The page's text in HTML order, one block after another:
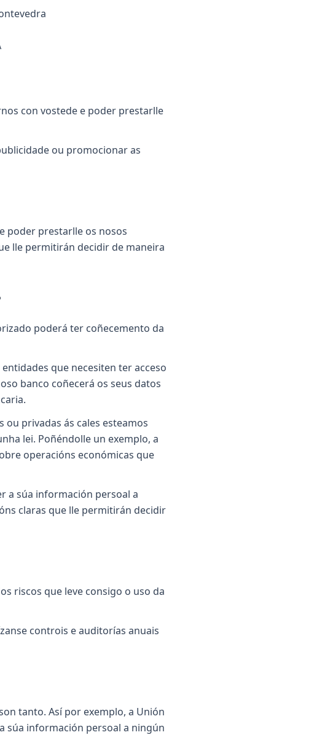
con vostede e poder prestarlle
ou promocionar as
poder prestarlle os nosos
lle permitirán decidir de maneira
poderá ter coñecemento da
que necesiten ter acceso
banco coñecerá os seus datos
privadas ás cales esteamos
lei. Poñéndolle un exemplo, a
operacións económicas que
a súa información persoal a
claras que lle permitirán decidir
riscos que leve consigo o uso da
controis e auditorías anuais
tanto. Así por exemplo, a Unión
súa información persoal a ningún